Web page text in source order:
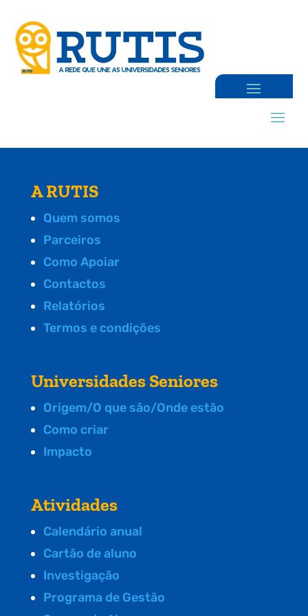
A RUTIS
Quem somos
Parceiros
Como Apoiar
Contactos
Relatórios
Termos e condições
Universidades Seniores
Origem/O que são/Onde estão
Como criar
Impacto
Atividades
Calendário anual
Cartão de aluno
Investigação
Programa de Gestão